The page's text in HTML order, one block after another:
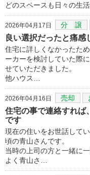
どのスペースも日々の生
2026年04月17日 分 譲
良い選択だったと痛感
住宅に詳しくなかったた
ーカーを検討していた際
せていただきました。
他ハウス…
2026年04月16日 売却
住宅の事で連絡すれば
です
現在の住いをお世話して
頃の青山さんです。
当時の上司の方と一緒に
よく青山さ…